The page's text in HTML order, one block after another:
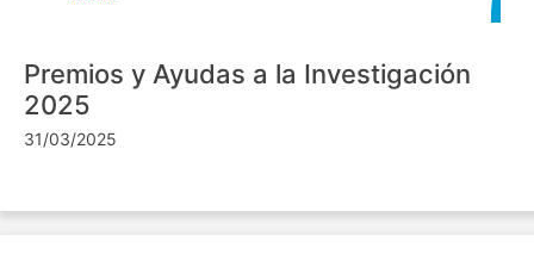
Premios y Ayudas a la Investigación
2025
31/03/2025